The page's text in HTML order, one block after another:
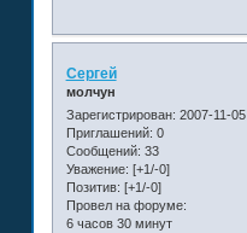
Сергей
молчун
Зарегистрирован: 2007-11-05
Приглашений: 0
Сообщений: 33
Уважение: [+1/-0]
Позитив: [+1/-0]
Провел на форуме:
6 часов 30 минут